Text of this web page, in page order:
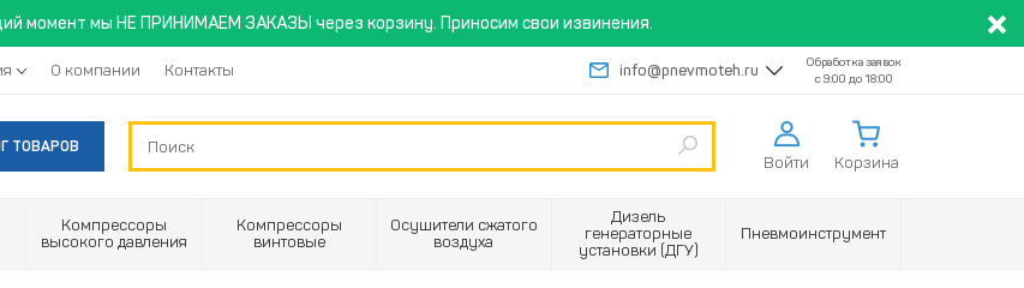
момент мы НЕ ПРИНИМАЕМ ЗАКАЗЫ через корзину. Приносим свои извинения.
О компании Контакты info@pnevmoteh.ru
Обработка заявок
с 9:00 до 18:00
ТОВАРОВ
Войти Корзина
Компрессоры
высокого давления
Компрессоры
винтовые
Осушители сжатого
воздуха
Дизель
генераторные
установки (ДГУ)
Пневмоинструмент